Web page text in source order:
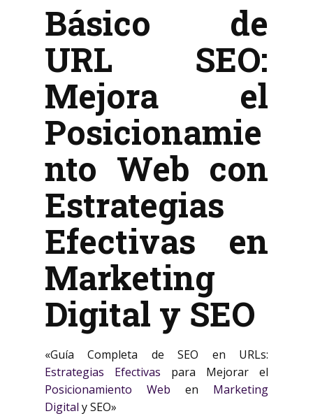
Básico de
URL SEO:
Mejora el
Posicionamie
nto Web con
Estrategias
Efectivas en
Marketing
Digital y SEO
«Guía Completa de SEO en URLs:
Estrategias Efectivas para Mejorar el
Posicionamiento Web en Marketing
Digital y SEO»